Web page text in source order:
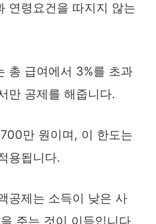
연령요건을 따지지 않는
총 급여에서 3%를 초과
만 공제를 해줍니다.
만 원이며, 이 한도는
용됩니다.
공제는 소득이 낮은 사